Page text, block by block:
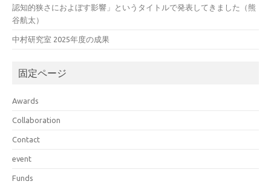
認知的狭さにおよぼす影響」というタイトルで発表してきました（熊
谷航太）
中村研究室 2025年度の成果
固定ページ
Awards
Collaboration
Contact
event
Funds